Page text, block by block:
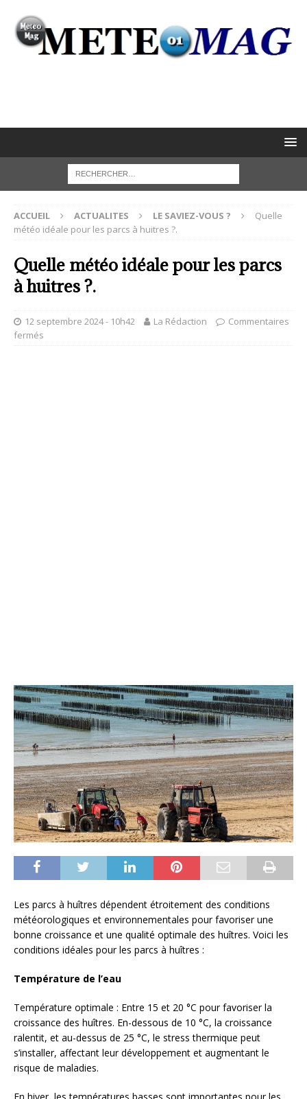
ACCUEIL ACTUALITES LE SAVIEZ-VOUS ?
Quelle
météo idéale pour les parcs à huitres ?.
Quelle météo idéale pour les parcs
à huitres ?.
12 septembre 2024 - 10h42 La Rédaction
Commentaires
fermés
Les parcs à huîtres dépendent étroitement des conditions
météorologiques et environnementales pour favoriser une
bonne croissance et une qualité optimale des huîtres. Voici les
conditions idéales pour les parcs à huîtres :
Température de l’eau
Température optimale : Entre 15 et 20 °C pour favoriser la
croissance des huîtres. En-dessous de 10 °C, la croissance
ralentit, et au-dessus de 25 °C, le stress thermique peut
s’installer, affectant leur développement et augmentant le
risque de maladies.